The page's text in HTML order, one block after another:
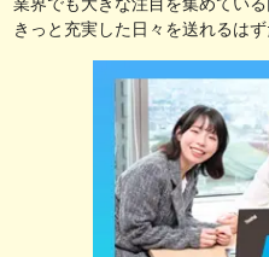
きっと充実した日々を送れるはず